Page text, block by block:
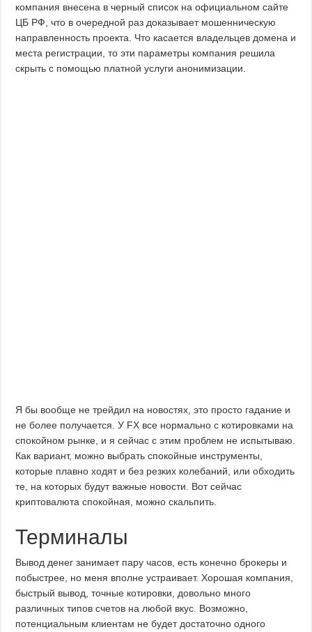
компания внесена в черный список на официальном сайте
ЦБ РФ, что в очередной раз доказывает мошенническую
направленность проекта. Что касается владельцев домена и
места регистрации, то эти параметры компания решила
скрыть с помощью платной услуги анонимизации.
Я бы вообще не трейдил на новостях, это просто гадание и
не более получается. У FX все нормально с котировками на
спокойном рынке, и я сейчас с этим проблем не испытываю.
Как вариант, можно выбрать спокойные инструменты,
которые плавно ходят и без резких колебаний, или обходить
те, на которых будут важные новости. Вот сейчас
криптовалюта спокойная, можно скальпить.
Терминалы
Вывод денег занимает пару часов, есть конечно брокеры и
побыстрее, но меня вполне устраивает. Хорошая компания,
быстрый вывод, точные котировки, довольно много
различных типов счетов на любой вкус. Возможно,
потенциальным клиентам не будет достаточно одного